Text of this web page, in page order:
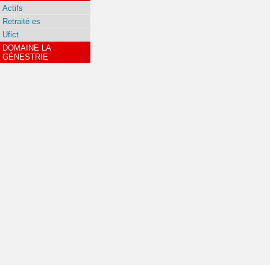
Actifs
Retraité·es
Ufict
DOMAINE LA
GÉNESTRIE